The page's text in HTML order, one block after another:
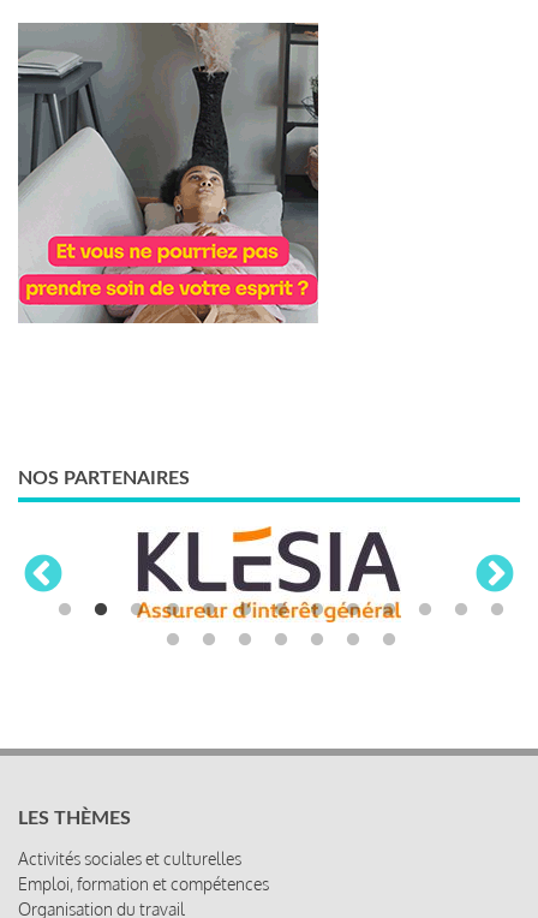
NOS PARTENAIRES
LES THÈMES
Activités sociales et culturelles
Emploi, formation et compétences
Organisation du travail